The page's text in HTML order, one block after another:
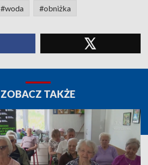
#woda #obniżka
ZOBACZ TAKŻE